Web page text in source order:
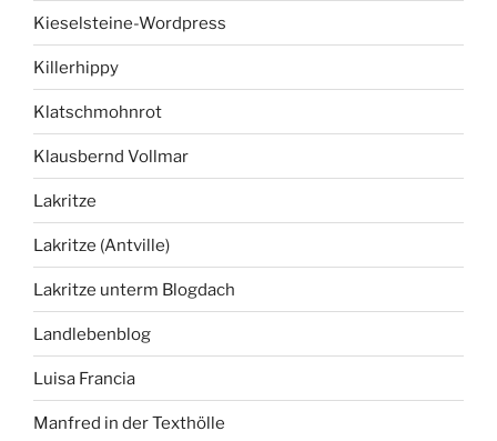
Kieselsteine-Wordpress
Killerhippy
Klatschmohnrot
Klausbernd Vollmar
Lakritze
Lakritze (Antville)
Lakritze unterm Blogdach
Landlebenblog
Luisa Francia
Manfred in der Texthölle